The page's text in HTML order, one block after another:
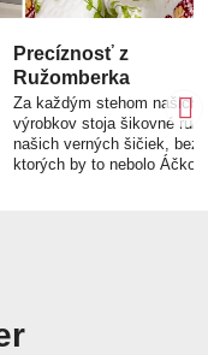
Precíznosť z
Ružomberka
Za každým stehom našich
výrobkov stoja šikovné ruky
našich verných šičiek, bez
ktorých by to nebolo Áčko.